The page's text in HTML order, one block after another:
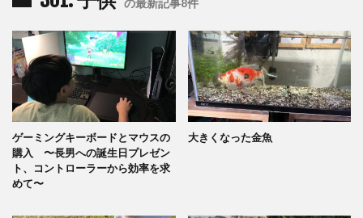
の最新記事8件
ゲーミングキーボードとマウスの
購入 〜長男への誕生日プレゼン
ト、コントローラーから効率を求
めて〜
大きくなった金魚